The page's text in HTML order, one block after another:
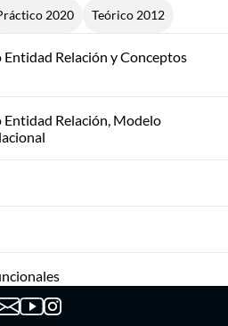
2020 Teórico 2012
Relación y Conceptos
Relación, Modelo